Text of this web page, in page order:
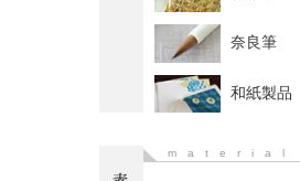
奈良筆
和紙製品
material